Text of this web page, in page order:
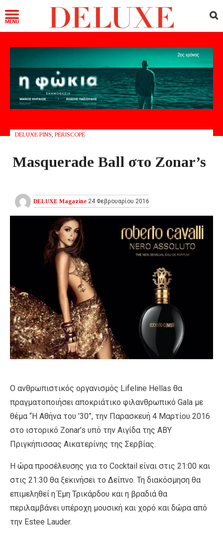
DELUXE PINS PERISCOPE
Masquerade Ball στο Zonar’s
DELUXE Magazine 24 Φεβρουαρίου 2016
Ο ανθρωπιστικός οργανισμός Lifeline Hellas θα
πραγματοποιήσει αποκριάτικο φιλανθρωπικό Gala με
θέμα “Η Αθήνα του ’30”, την Παρασκευή 4 Μαρτίου 2016
στο ιστορικό Zonar’s υπό την Αιγίδα της ΑΒΥ
Πριγκήπισσας Αικατερίνης της Σερβίας.
Η ώρα προσέλευσης για το Cocktail είναι στις 21:00 και
στις 21:30 θα ξεκινήσει το Δείπνο. Τη διακόσμηση θα
επιμεληθεί η Έμη Τρικάρδου και η βραδιά θα
περιλαμβάνει υπέροχη μουσική και χορό και δώρα από
την Estee Lauder.